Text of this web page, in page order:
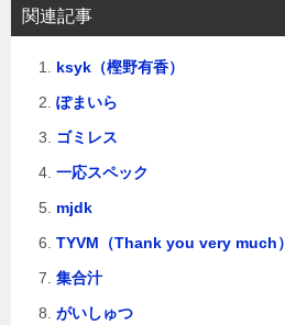
関連記事
ksyk（樫野有香）
ぽまいら
ゴミレス
一応スペック
mjdk
TYVM（Thank you very much）
集合汁
がいしゅつ